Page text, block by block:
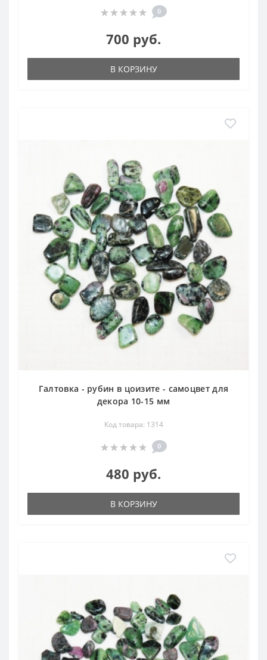
0
700 руб.
В КОРЗИНУ
Галтовка - рубин в цоизите - самоцвет для
декора 10-15 мм
Код товара: 1314
0
480 руб.
В КОРЗИНУ